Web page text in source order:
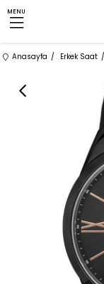
MENU
Anasayfa Erkek Saat